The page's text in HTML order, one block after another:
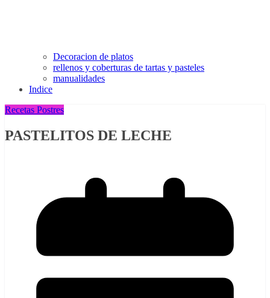
Decoracion de platos
rellenos y coberturas de tartas y pasteles
manualidades
Indice
Recetas Postres
PASTELITOS DE LECHE